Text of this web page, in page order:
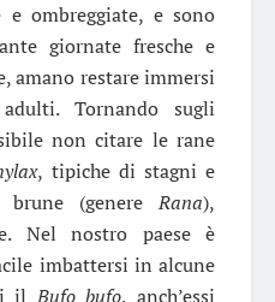
ombreggiate, e sono
giornate fresche e
amano restare immersi
Tornando sugli
non citare le rane
, tipiche di stagni e
(genereRana),
Nel nostro paese è
imbattersi in alcune
ilBufo bufo, anch’essi